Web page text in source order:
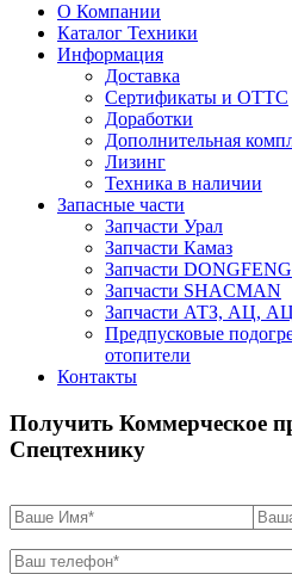
О Компании
Каталог Техники
Информация
Доставка
Сертификаты и ОТТС
Доработки
Дополнительная
Лизинг
Техника в наличии
Запасные части
Запчасти Урал
Запчасти Камаз
Запчасти DONGFENG
Запчасти SHACMAN
Запчасти АТЗ, АЦ,
Предпусковые
отопители
Контакты
Получить Коммерческое
Спецтехнику